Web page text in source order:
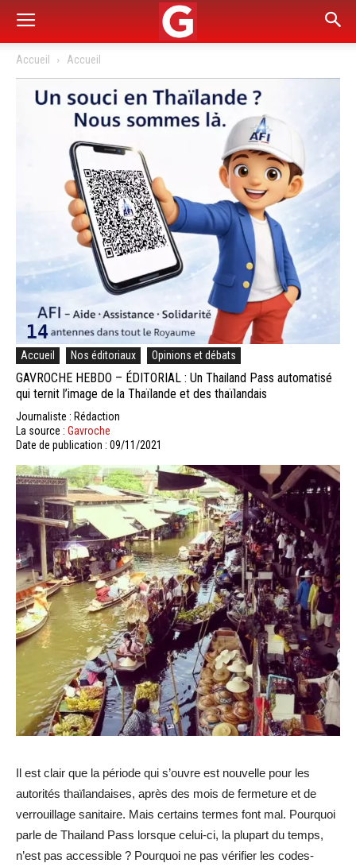
Accueil Accueil
Accueil Nos éditoriaux Opinions et débats
GAVROCHE HEBDO – ÉDITORIAL : Un Thailand Pass automatisé
qui ternit l’image de la Thaïlande et des thaïlandais
Journaliste : Rédaction
La source : Gavroche
Date de publication : 09/11/2021
Il est clair que la période qui s’ouvre est nouvelle pour les
autorités thaïlandaises, après des mois de fermeture et de
verrouillage sanitaire. Mais certains termes font mal. Pourquoi
parle de Thailand Pass lorsque celui-ci, la plupart du temps,
n’est pas accessible ? Pourquoi ne pas vérifier les codes-